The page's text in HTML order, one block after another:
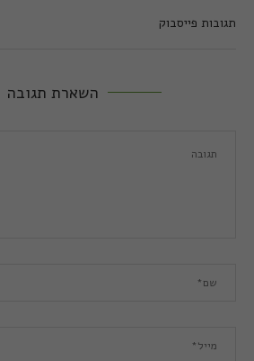
תגובות פייסבוק
השארת תגובה